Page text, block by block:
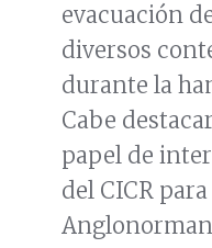
evacuación
diversos
durante la
Cabe
papel de
del CICR